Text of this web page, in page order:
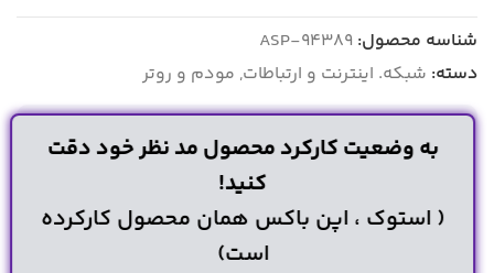
شناسه محصول: ASP-94389
دسته: شبکه. اینترنت و ارتباطات, مودم و روتر
به وضعیت کارکرد محصول مد نظر خود دقت
کنید!
( استوک ، اپن باکس همان محصول کارکرده
است)